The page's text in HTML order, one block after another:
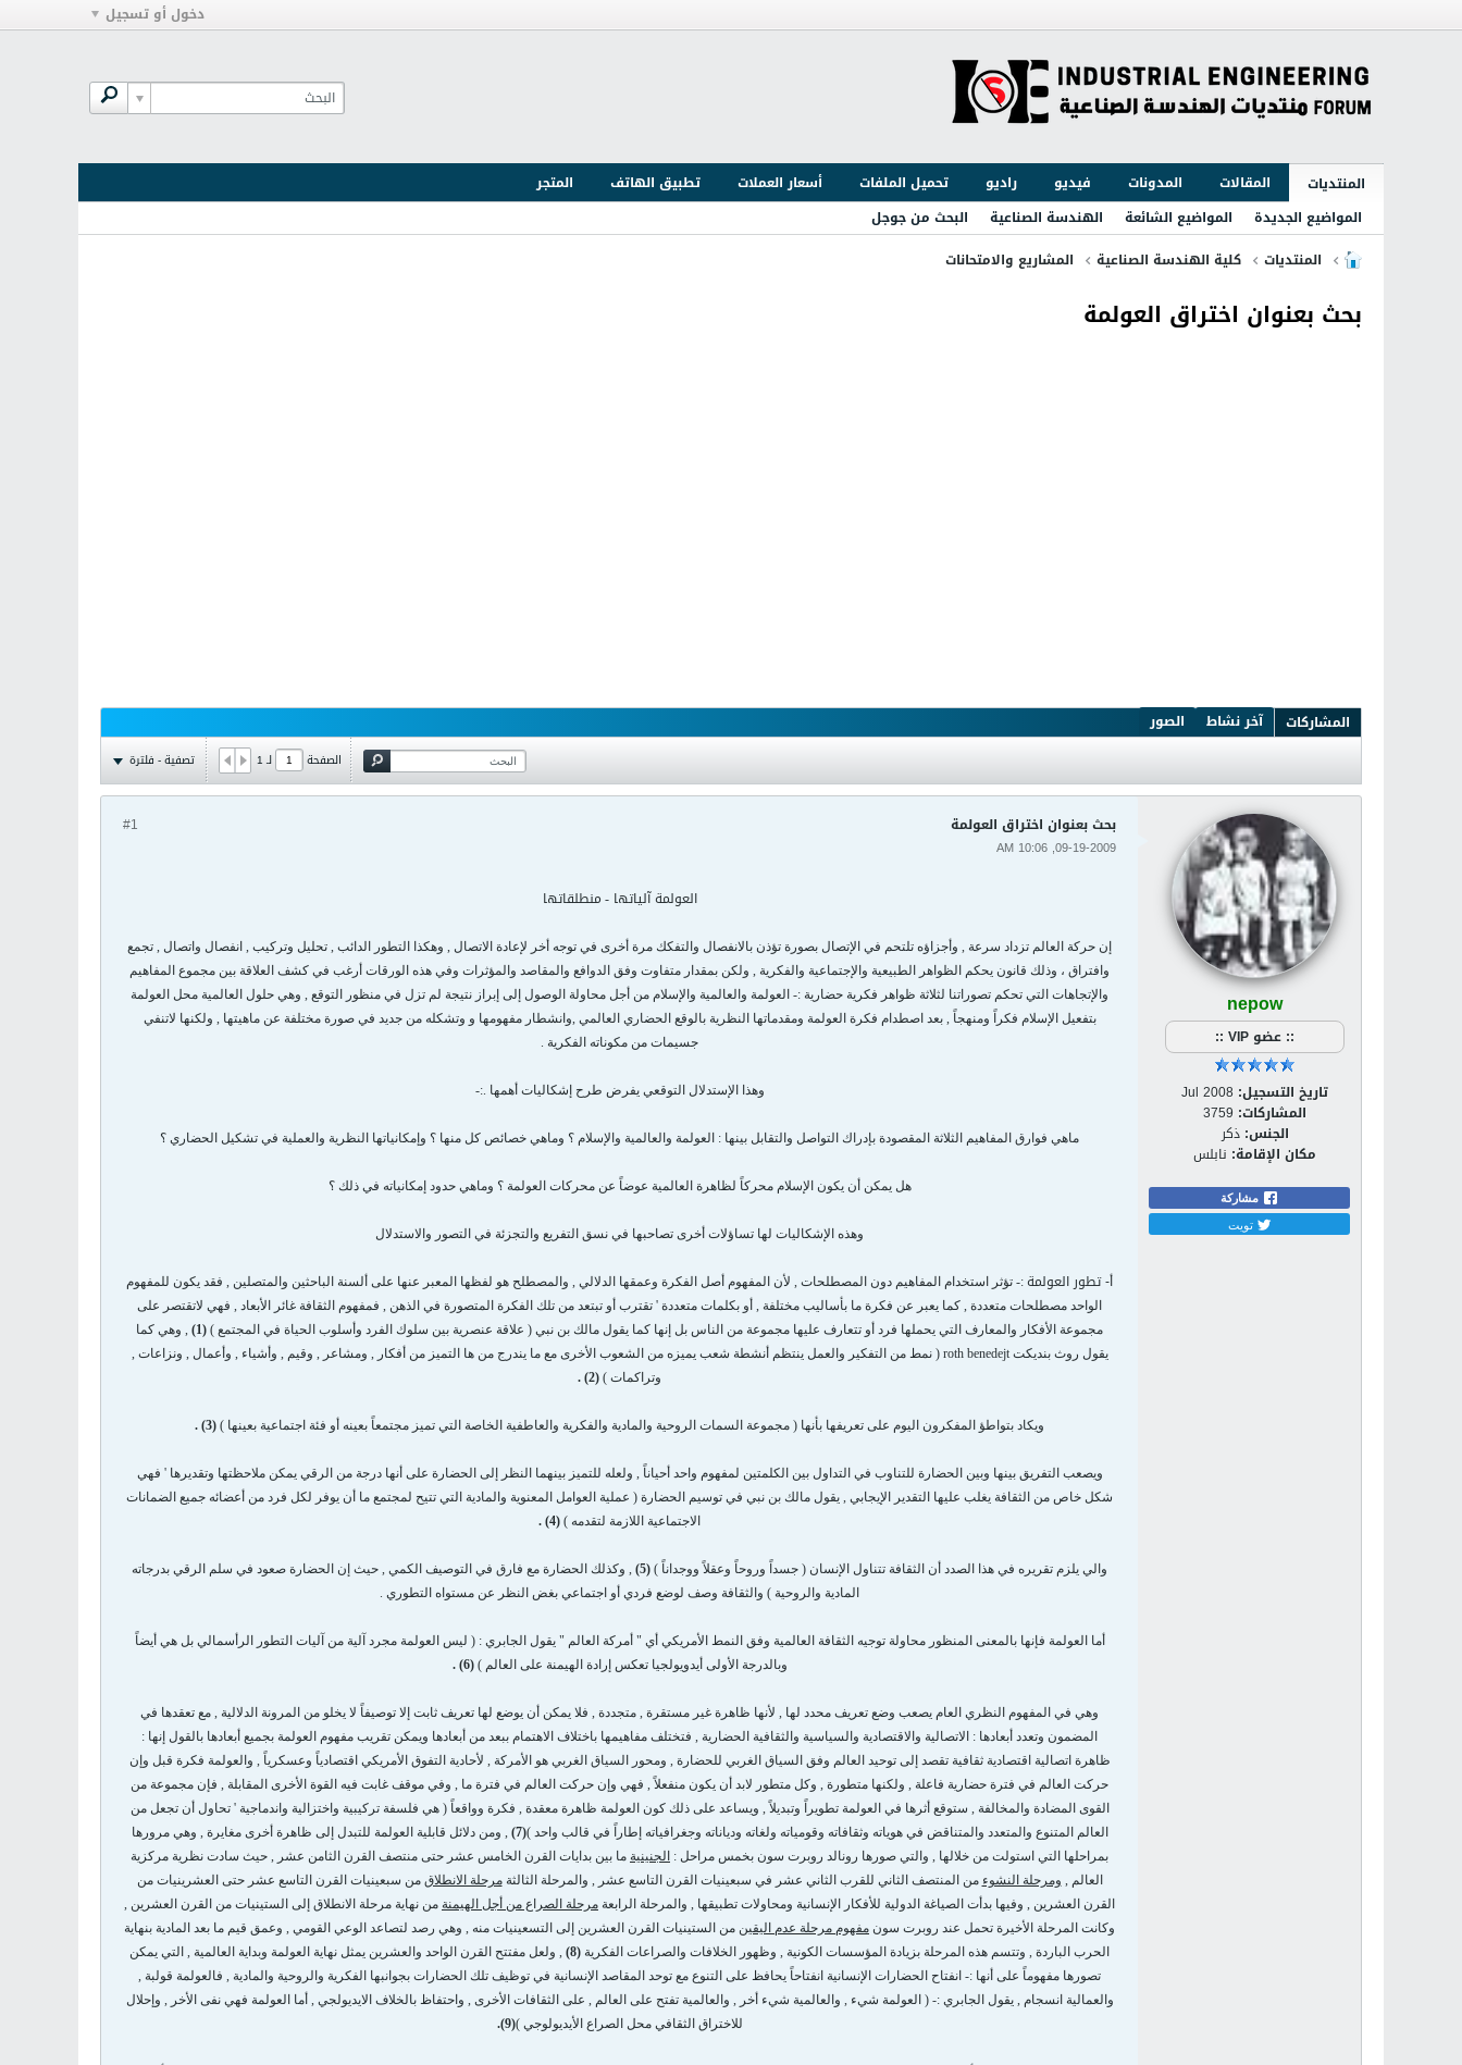
دخول أو تسجيل
المنتديات المقالات المدونات فيديو راديو تحميل الملفات أسعار العملات تطبيق الهاتف
المتجر
المواضيع الجديدة
المواضيع الشائعة الهندسة الصناعية
البحث من جوجل
المنتديات
كلية الهندسة الصناعية المشاريع والامتحانات
بحث بعنوان اختراق العولمة
المشاركات آخر نشاط الصور
الصفحة لـ1 تصفية - فلترة
nepow
:: عضو VIP ::
تاريخ التسجيل: Jul 2008
المشاركات: 3759
الجنس: ذكر
مكان الإقامة: نابلس
مشاركة
تويت
#1 بحث بعنوان اختراق العولمة
09-19-2009, 10:06 AM
العولمة آلياتها- منطلقاتها
إن حركة العالم تزداد سرعة , وأجزاؤه تلتحم في الإتصال بصورة تؤذن بالانفصال والتفكك مرة أخرى في توجه أخر لإعادة الاتصال , وهكذا التطور الدائب , تحليل وتركيب , انفصال واتصال , تجمع
وافتراق ، وذلك قانون يحكم الظواهر الطبيعية والإجتماعية والفكرية , ولكن بمقدار متفاوت وفق الدوافع والمقاصد والمؤثرات وفي هذه الورقات أرغب في كشف العلاقة بين مجموع المفاهيم
والإتجاهات التي تحكم تصوراتنا لثلاثة ظواهر فكرية حضارية :- العولمة والعالمية والإسلام من أجل محاولة الوصول إلى إبراز نتيجة لم تزل في منظور التوقع , وهي حلول العالمية محل العولمة
بتفعيل الإسلام فكراً ومنهجاً , بعد اصطدام فكرة العولمة ومقدماتها النظرية بالوقع الحضاري العالمي ,وانشطار مفهومها و وتشكله من جديد في صورة مختلفة عن ماهيتها , ولكنها لاتنفي
جسيمات من مكوناته الفكرية .
وهذا الإستدلال التوقعي يفرض طرح إشكاليات أهمها .:-
ماهي فوارق المفاهيم الثلاثة المقصودة بإدراك التواصل والتقابل بينها : العولمة والعالمية والإسلام ؟ وماهي خصائص كل منها ؟ وإمكانياتها النظرية والعملية في تشكيل الحضاري ؟
هل يمكن أن يكون الإسلام محركاً لظاهرة العالمية عوضاً عن محركات العولمة ؟ وماهي حدود إمكانياته في ذلك ؟
وهذه الإشكاليات لها تساؤلات أخرى تصاحبها في نسق التفريع والتجزئة في التصور والاستدلال
- تطور العولمة :- تؤثر استخدام المفاهيم دون المصطلحات , لأن المفهوم أصل الفكرة وعمقها الدلالي , والمصطلح هو لفظها المعبر عنها على ألسنة الباحثين والمتصلين , فقد يكون للمفهوم
الواحد مصطلحات متعددة , كما يعبر عن فكرة ما بأساليب مختلفة , أو بكلمات متعددة ' تقترب أو تبتعد من تلك الفكرة المتصورة في الذهن , فمفهوم الثقافة غائر الأبعاد , فهي لاتقتصر على
مجموعة الأفكار والمعارف التي يحملها فرد أو تتعارف عليها مجموعة من الناس بل إنها كما يقول مالك بن نبي ( علاقة عنصرية بين سلوك الفرد وأسلوب الحياة في المجتمع ) (1)
, وهي كما
يقول روث بنديكت roth benedejt ( نمط من التفكير والعمل ينتظم أنشطة شعب يميزه من الشعوب الأخرى مع ما يندرج من ها التميز من أفكار , ومشاعر , وقيم , وأشياء , وأعمال , ونزاعات ,
وتراكمات ) (2) .
ويكاد بتواطؤ المفكرون اليوم على تعريفها بأنها ( مجموعة السمات الروحية والمادية والفكرية والعاطفية الخاصة التي تميز مجتمعاً بعينه أو فئة اجتماعية بعينها ) (3) .
ويصعب التفريق بينها وبين الحضارة للتناوب في التداول بين الكلمتين لمفهوم واحد أحياناً , ولعله للتميز بينهما النظر إلى الحضارة على أنها درجة من الرقي يمكن ملاحظتها وتقديرها ' فهي
شكل خاص من الثقافة يغلب عليها التقدير الإيجابي , يقول مالك بن نبي في توسيم الحضارة ( عملية العوامل المعنوية والمادية التي تتيح لمجتمع ما أن يوفر لكل فرد من أعضائه جميع الضمانات
الاجتماعية اللازمة لتقدمه ) (4) .
والي يلزم تقريره في هذا الصدد أن الثقافة تتناول الإنسان ( جسداً وروحاً وعقلاً ووجداناً ) (5)
, وكذلك الحضارة مع فارق في التوصيف الكمي , حيث إن الحضارة صعود في سلم الرقي بدرجاته
المادية والروحية ) والثقافة وصف لوضع فردي أو اجتماعي بغض النظر عن مستواه التطوري .
أما العولمة فإنها بالمعنى المنظور محاولة توجيه الثقافة العالمية وفق النمط الأمريكي أي " أمركة العالم " يقول الجابري : ( ليس العولمة مجرد آلية من آليات التطور الرأسمالي بل هي أيضاً
وبالدرجة الأولى أيدويولجيا تعكس إرادة الهيمنة على العالم ) (6) .
وهي في المفهوم النظري العام يصعب وضع تعريف محدد لها , لأنها ظاهرة غير مستقرة , متجددة , فلا يمكن أن يوضع لها تعريف ثابت إلا توصيفاً لا يخلو من المرونة الدلالية , مع تعقدها في
المضمون وتعدد أبعادها : الاتصالية والاقتصادية والسياسية والثقافية الحضارية , فتختلف مفاهيمها باختلاف الاهتمام ببعد من أبعادها ويمكن تقريب مفهوم العولمة بجميع أبعادها بالقول إنها :
ظاهرة اتصالية اقتصادية ثقافية تقصد إلى توحيد العالم وفق السياق الغربي للحضارة , ومحور السياق الغربي هو الأمركة , لأحادية التفوق الأمريكي اقتصادياً وعسكرياً , والعولمة فكرة قبل وإن
حركت العالم في فترة حضارية فاعلة , ولكنها متطورة , وكل متطور لابد أن يكون منفعلاً , فهي وإن حركت العالم في فترة ما , وفي موقف غابت فيه القوة الأخرى المقابلة , فإن مجموعة من
القوى المضادة والمخالفة , ستوقع أثرها في العولمة تطويراً وتبديلاً , ويساعد على ذلك كون العولمة ظاهرة معقدة , فكرة وواقعاً ( هي فلسفة تركيبية واختزالية واندماجية ' تحاول أن تجعل من
العالم المتنوع والمتعدد والمتناقض في هوياته وثقافاته وقومياته ولغاته ودياناته وجغرافياته إطاراً في قالب واحد )(7)
, ومن دلائل قابلية العولمة للتبدل إلى ظاهرة أخرى مغايرة , وهي مرورها
بمراحلها التي استولت من خلالها , والتي صورها رونالد روبرت سون بخمس مراحل : الجنينية ما بين بدايات القرن الخامس عشر حتى منتصف القرن الثامن عشر , حيث سادت نظرية مركزية
العالم , ومرحلة النشوء من المنتصف الثاني للقرب الثاني عشر في سبعينيات القرن التاسع عشر , والمرحلة الثالثةمرحلة الانطلاق من سبعينيات القرن التاسع عشر حتى العشرينيات من
القرن العشرين , وفيها بدأت الصياغة الدولية للأفكار الإنسانية ومحاولات تطبيقها , والمرحلة الرابعة مرحلة الصراع من أجل الهيمنة من نهاية مرحلة الانطلاق إلى الستينيات من القرن العشرين ,
وكانت المرحلة الأخيرة تحمل عند روبرت سون مفهوم مرحلة عدم اليقين من الستينيات القرن العشرين إلى التسعينيات منه , وهي رصد لتصاعد الوعي القومي , وعمق قيم ما بعد المادية بنهاية
الحرب الباردة , وتتسم هذه المرحلة بزيادة المؤسسات الكونية , وظهور الخلافات والصراعات الفكرية (8)
, ولعل مفتتح القرن الواحد والعشرين يمثل نهاية العولمة وبداية العالمية , التي يمكن
تصورها مفهوماً على أنها :- انفتاح الحضارات الإنسانية انفتاحاً يحافظ على التنوع مع توحد المقاصد الإنسانية في توظيف تلك الحضارات بجوانبها الفكرية والروحية والمادية , فالعولمة قولبة ,
والعمالية انسجام , يقول الجابري :- ( العولمة شيء , والعالمية شيء أخر , والعالمية تفتح على العالم , على الثقافات الأخرى , واحتفاظ بالخلاف الايديولجي , أما العولمة فهي نفى الأخر , وإحلال
للاختراق الثقافي محل الصراع الأيديولوجي )(9).